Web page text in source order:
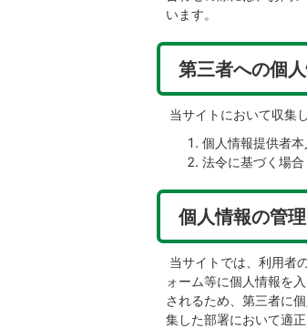
います。
第三者への個
当サイトにおいて収集
個人情報提供者
法令に基づく場合
個人情報の管理
当サイトでは、利用者
ォーム等に個人情報を
されるため、第三者に
集した部署において適